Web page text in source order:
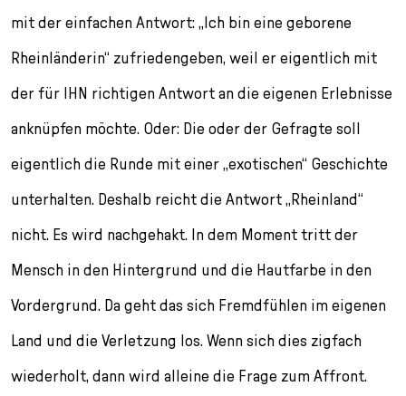
mit der einfachen Antwort: „Ich bin eine geborene
Rheinländerin“ zufriedengeben, weil er eigentlich mit
der für IHN richtigen Antwort an die eigenen Erlebnisse
anknüpfen möchte. Oder: Die oder der Gefragte soll
eigentlich die Runde mit einer „exotischen“ Geschichte
unterhalten. Deshalb reicht die Antwort „Rheinland“
nicht. Es wird nachgehakt. In dem Moment tritt der
Mensch in den Hintergrund und die Hautfarbe in den
Vordergrund. Da geht das sich Fremdfühlen im eigenen
Land und die Verletzung los. Wenn sich dies zigfach
wiederholt, dann wird alleine die Frage zum Affront.